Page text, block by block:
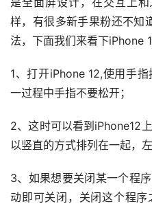
样，有很多新手果粉还不知
法，下面我们来看下iPhone
1、打开iPhone 12,使用手
一过程中手指不要松开；
2、这时可以看到iPhone12
以竖直的方式排列在一起，
3、如果想要关闭某一个程
动即可关闭，关闭这个程